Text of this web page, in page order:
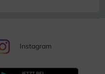
Instagram